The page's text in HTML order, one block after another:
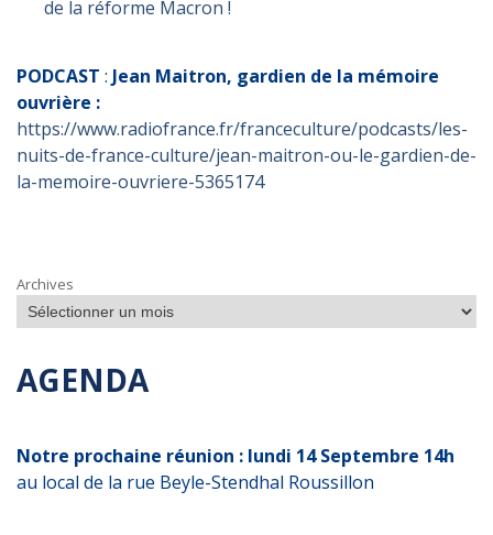
de la réforme Macron !
PODCAST : Jean Maitron, gardien de la mémoire
ouvrière :
https://www.radiofrance.fr/franceculture/podcasts/les-
nuits-de-france-culture/jean-maitron-ou-le-gardien-de-
la-memoire-ouvriere-5365174
Archives
AGENDA
Notre prochaine réunion : lundi 14 Septembre 14h
au local de la rue Beyle-Stendhal Roussillon